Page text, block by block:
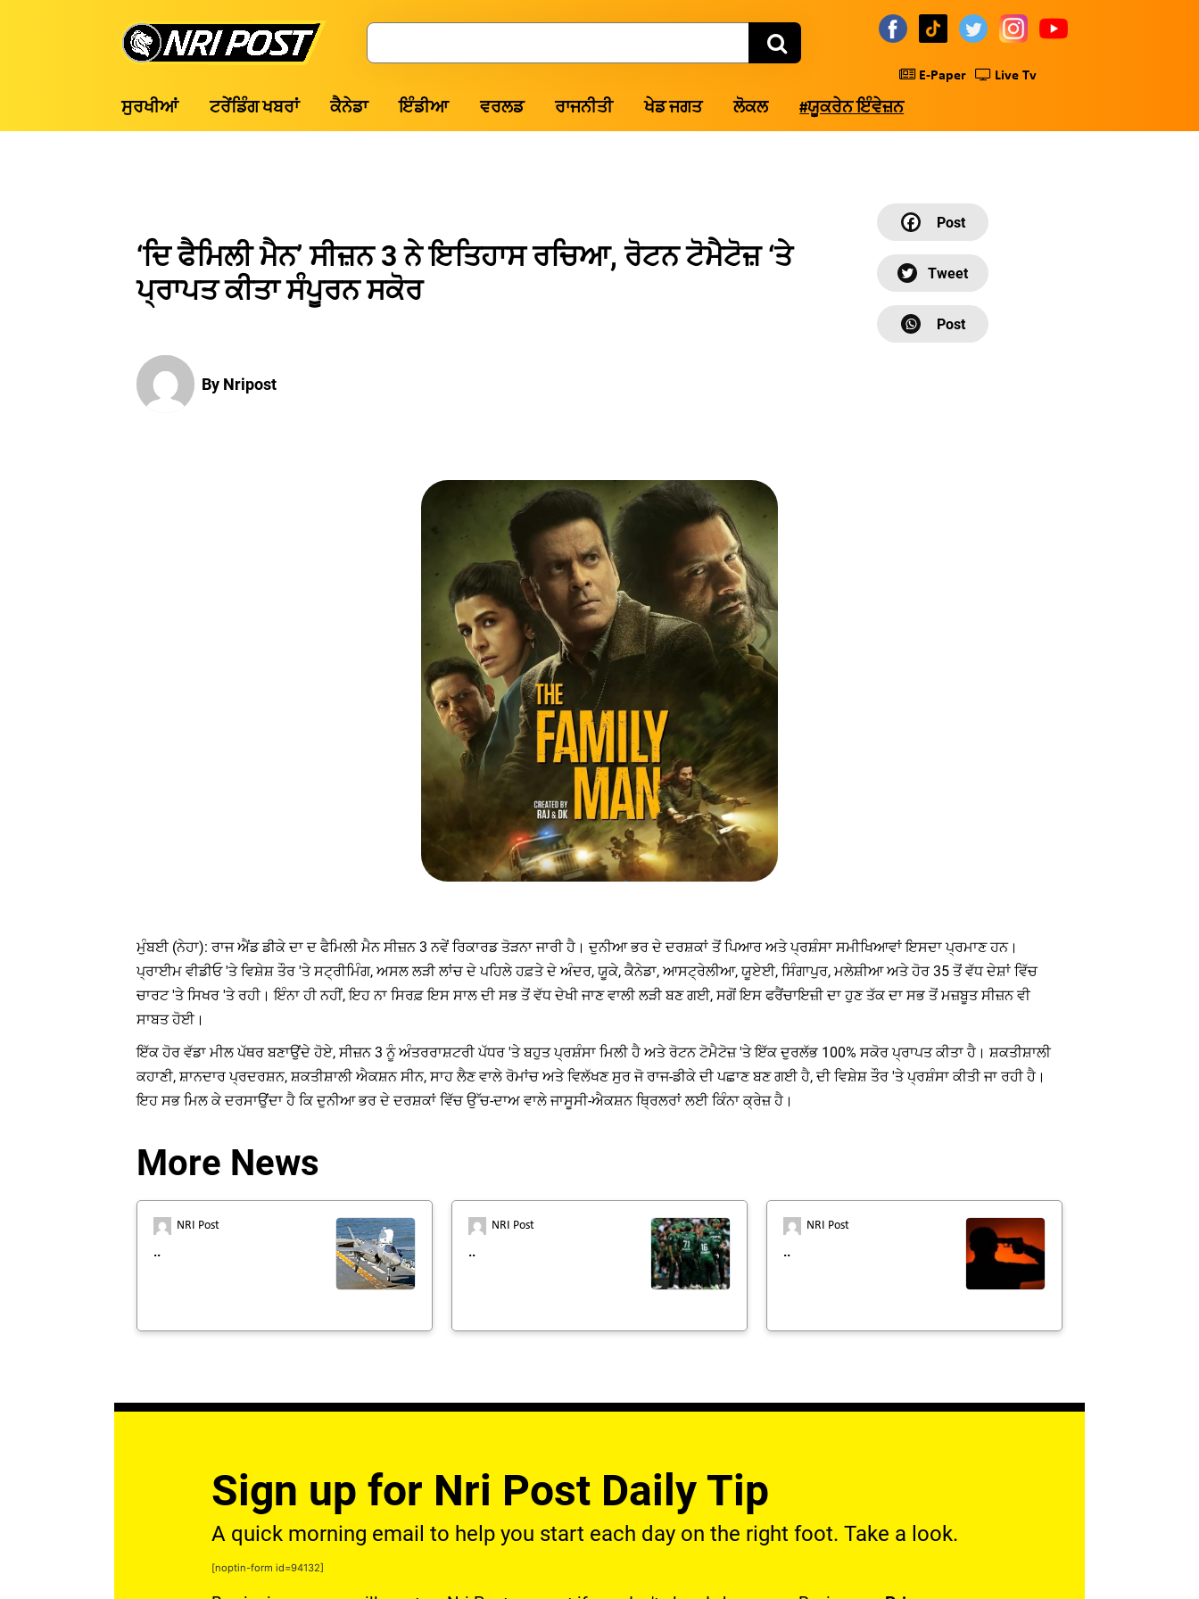
Post
Search
E-Paper Live Tv
ਸੁਰਖੀਆਂ ਟਰੇਂਡਿੰਗ ਖਬਰਾਂ ਕੈਨੇਡਾ ਇੰਡੀਆ ਵਰਲਡ ਰਾਜਨੀਤੀ ਖੇਡ ਜਗਤ ਲੋਕਲ #ਯੂਕਰੇਨ ਇੰਵੇਜ਼ਨ
‘ਦਿ ਫੈਮਿਲੀ ਮੈਨ’ ਸੀਜ਼ਨ 3 ਨੇ ਇਤਿਹਾਸ ਰਚਿਆ, ਰੋਟਨ ਟੋਮੈਟੋਜ਼ ‘ਤੇ
ਪ੍ਰਾਪਤ ਕੀਤਾ ਸੰਪੂਰਨ ਸਕੋਰ
By Nripost
ਮੁੰਬਈ (ਨੇਹਾ): ਰਾਜ ਐਂਡ ਡੀਕੇ ਦਾ ਦ ਫੈਮਿਲੀ ਮੈਨ ਸੀਜ਼ਨ 3 ਨਵੇਂ ਰਿਕਾਰਡ ਤੋੜਨਾ ਜਾਰੀ ਹੈ। ਦੁਨੀਆ ਭਰ ਦੇ ਦਰਸ਼ਕਾਂ ਤੋਂ ਪਿਆਰ ਅਤੇ ਪ੍ਰਸ਼ੰਸਾ ਸਮੀਖਿਆਵਾਂ ਇਸਦਾ ਪ੍ਰਮਾਣ ਹਨ।
ਪ੍ਰਾਈਮ ਵੀਡੀਓ 'ਤੇ ਵਿਸ਼ੇਸ਼ ਤੌਰ 'ਤੇ ਸਟ੍ਰੀਮਿੰਗ, ਅਸਲ ਲੜੀ ਲਾਂਚ ਦੇ ਪਹਿਲੇ ਹਫ਼ਤੇ ਦੇ ਅੰਦਰ, ਯੂਕੇ, ਕੈਨੇਡਾ, ਆਸਟ੍ਰੇਲੀਆ, ਯੂਏਈ, ਸਿੰਗਾਪੁਰ, ਮਲੇਸ਼ੀਆ ਅਤੇ ਹੋਰ 35 ਤੋਂ ਵੱਧ ਦੇਸ਼ਾਂ ਵਿੱਚ
ਚਾਰਟ 'ਤੇ ਸਿਖਰ 'ਤੇ ਰਹੀ। ਇੰਨਾ ਹੀ ਨਹੀਂ, ਇਹ ਨਾ ਸਿਰਫ਼ ਇਸ ਸਾਲ ਦੀ ਸਭ ਤੋਂ ਵੱਧ ਦੇਖੀ ਜਾਣ ਵਾਲੀ ਲੜੀ ਬਣ ਗਈ, ਸਗੋਂ ਇਸ ਫਰੈਂਚਾਇਜ਼ੀ ਦਾ ਹੁਣ ਤੱਕ ਦਾ ਸਭ ਤੋਂ ਮਜ਼ਬੂਤ ​​ਸੀਜ਼ਨ ਵੀ
ਸਾਬਤ ਹੋਈ।
ਇੱਕ ਹੋਰ ਵੱਡਾ ਮੀਲ ਪੱਥਰ ਬਣਾਉਂਦੇ ਹੋਏ, ਸੀਜ਼ਨ 3 ਨੂੰ ਅੰਤਰਰਾਸ਼ਟਰੀ ਪੱਧਰ 'ਤੇ ਬਹੁਤ ਪ੍ਰਸ਼ੰਸਾ ਮਿਲੀ ਹੈ ਅਤੇ ਰੋਟਨ ਟੋਮੈਟੋਜ਼ 'ਤੇ ਇੱਕ ਦੁਰਲੱਭ 100% ਸਕੋਰ ਪ੍ਰਾਪਤ ਕੀਤਾ ਹੈ। ਸ਼ਕਤੀਸ਼ਾਲੀ
ਕਹਾਣੀ, ਸ਼ਾਨਦਾਰ ਪ੍ਰਦਰਸ਼ਨ, ਸ਼ਕਤੀਸ਼ਾਲੀ ਐਕਸ਼ਨ ਸੀਨ, ਸਾਹ ਲੈਣ ਵਾਲੇ ਰੋਮਾਂਚ ਅਤੇ ਵਿਲੱਖਣ ਸੁਰ ਜੋ ਰਾਜ-ਡੀਕੇ ਦੀ ਪਛਾਣ ਬਣ ਗਈ ਹੈ, ਦੀ ਵਿਸ਼ੇਸ਼ ਤੌਰ 'ਤੇ ਪ੍ਰਸ਼ੰਸਾ ਕੀਤੀ ਜਾ ਰਹੀ ਹੈ।
ਇਹ ਸਭ ਮਿਲ ਕੇ ਦਰਸਾਉਂਦਾ ਹੈ ਕਿ ਦੁਨੀਆ ਭਰ ਦੇ ਦਰਸ਼ਕਾਂ ਵਿੱਚ ਉੱਚ-ਦਾਅ ਵਾਲੇ ਜਾਸੂਸੀ-ਐਕਸ਼ਨ ਥ੍ਰਿਲਰਾਂ ਲਈ ਕਿੰਨਾ ਕ੍ਰੇਜ਼ ਹੈ।
More News
NRI Post
..
NRI Post
..
NRI Post
..
Sign up for Nri Post Daily Tip
A quick morning email to help you start each day on the right foot. Take a look.
[noptin-form id=94132]